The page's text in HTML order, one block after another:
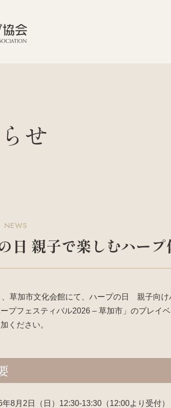
せ
NEWS
日 親子で楽しむハープ
草加市文化会館にて、ハープの日 親子向け
プフェスティバル2026 – 草加市」のプレイ
ください。
月2日（日）12:30-13:30（12:00より受付）